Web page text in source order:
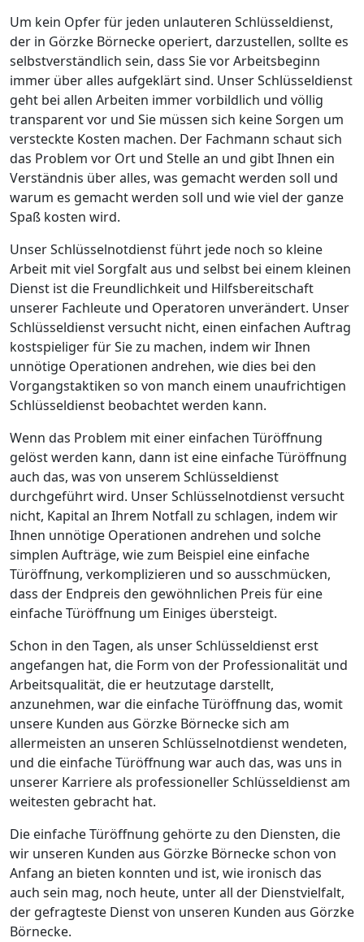
Um kein Opfer für jeden unlauteren Schlüsseldienst,
der in Görzke Börnecke operiert, darzustellen, sollte es
selbstverständlich sein, dass Sie vor Arbeitsbeginn
immer über alles aufgeklärt sind. Unser Schlüsseldienst
geht bei allen Arbeiten immer vorbildlich und völlig
transparent vor und Sie müssen sich keine Sorgen um
versteckte Kosten machen. Der Fachmann schaut sich
das Problem vor Ort und Stelle an und gibt Ihnen ein
Verständnis über alles, was gemacht werden soll und
warum es gemacht werden soll und wie viel der ganze
Spaß kosten wird.
Unser Schlüsselnotdienst führt jede noch so kleine
Arbeit mit viel Sorgfalt aus und selbst bei einem kleinen
Dienst ist die Freundlichkeit und Hilfsbereitschaft
unserer Fachleute und Operatoren unverändert. Unser
Schlüsseldienst versucht nicht, einen einfachen Auftrag
kostspieliger für Sie zu machen, indem wir Ihnen
unnötige Operationen andrehen, wie dies bei den
Vorgangstaktiken so von manch einem unaufrichtigen
Schlüsseldienst beobachtet werden kann.
Wenn das Problem mit einer einfachen Türöffnung
gelöst werden kann, dann ist eine einfache Türöffnung
auch das, was von unserem Schlüsseldienst
durchgeführt wird. Unser Schlüsselnotdienst versucht
nicht, Kapital an Ihrem Notfall zu schlagen, indem wir
Ihnen unnötige Operationen andrehen und solche
simplen Aufträge, wie zum Beispiel eine einfache
Türöffnung, verkomplizieren und so ausschmücken,
dass der Endpreis den gewöhnlichen Preis für eine
einfache Türöffnung um Einiges übersteigt.
Schon in den Tagen, als unser Schlüsseldienst erst
angefangen hat, die Form von der Professionalität und
Arbeitsqualität, die er heutzutage darstellt,
anzunehmen, war die einfache Türöffnung das, womit
unsere Kunden aus Görzke Börnecke sich am
allermeisten an unseren Schlüsselnotdienst wendeten,
und die einfache Türöffnung war auch das, was uns in
unserer Karriere als professioneller Schlüsseldienst am
weitesten gebracht hat.
Die einfache Türöffnung gehörte zu den Diensten, die
wir unseren Kunden aus Görzke Börnecke schon von
Anfang an bieten konnten und ist, wie ironisch das
auch sein mag, noch heute, unter all der Dienstvielfalt,
der gefragteste Dienst von unseren Kunden aus Görzke
Börnecke.